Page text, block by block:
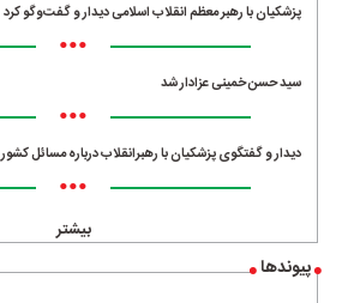
پزشکیان با رهبر معظم انقلاب اسلامی دیدار و گفت‌وگو کرد
•••
سید حسن خمینی عزادار شد
•••
دیدار و گفتگوی پزشکیان با رهبرانقلاب درباره مسائل کشور
•••
بیشتر
پیوندها